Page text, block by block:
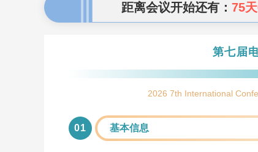
距离会议开始还有： 75
第七届
2026 7th International
01 基本信息